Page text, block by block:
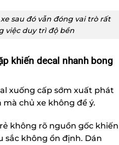
sau đó vẫn đóng vai trò rất
việc duy trì độ bền
khiến decal nhanh bong
xuống cấp sớm xuất phát
chủ xe không để ý.
không rõ nguồn gốc khiến
sắc không ổn định. Dán